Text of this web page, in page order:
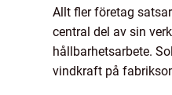
Allt fler företag
central del av sin
hållbarhetsarbete.
vindkraft på